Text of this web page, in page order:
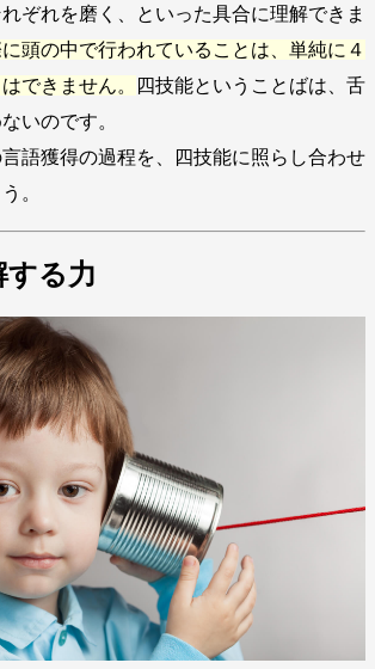
ぞれを磨く、といった具合に理解できま
頭の中で行われていることは、単純に４
できません。
四技能ということばは、舌
いのです。
語獲得の過程を、四技能に照らし合わせ
。
する力